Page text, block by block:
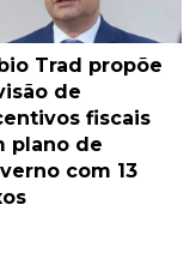
Trad propõe
de
fiscais
plano de
com 13